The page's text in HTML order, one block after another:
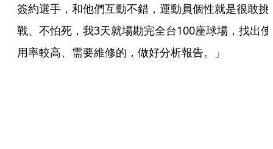
簽約選手，和他們互動不錯，運動員個性就是很敢挑
戰、不怕死，我3天就場勘完全台100座球場，找出使
用率較高、需要維修的，做好分析報告。」